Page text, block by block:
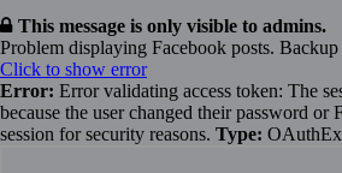
This message is only visible to admins.
Problem displaying Facebook posts. Backup
Click to show error
Error: Error validating access token: The
because the user changed their password or
session for security reasons. Type: